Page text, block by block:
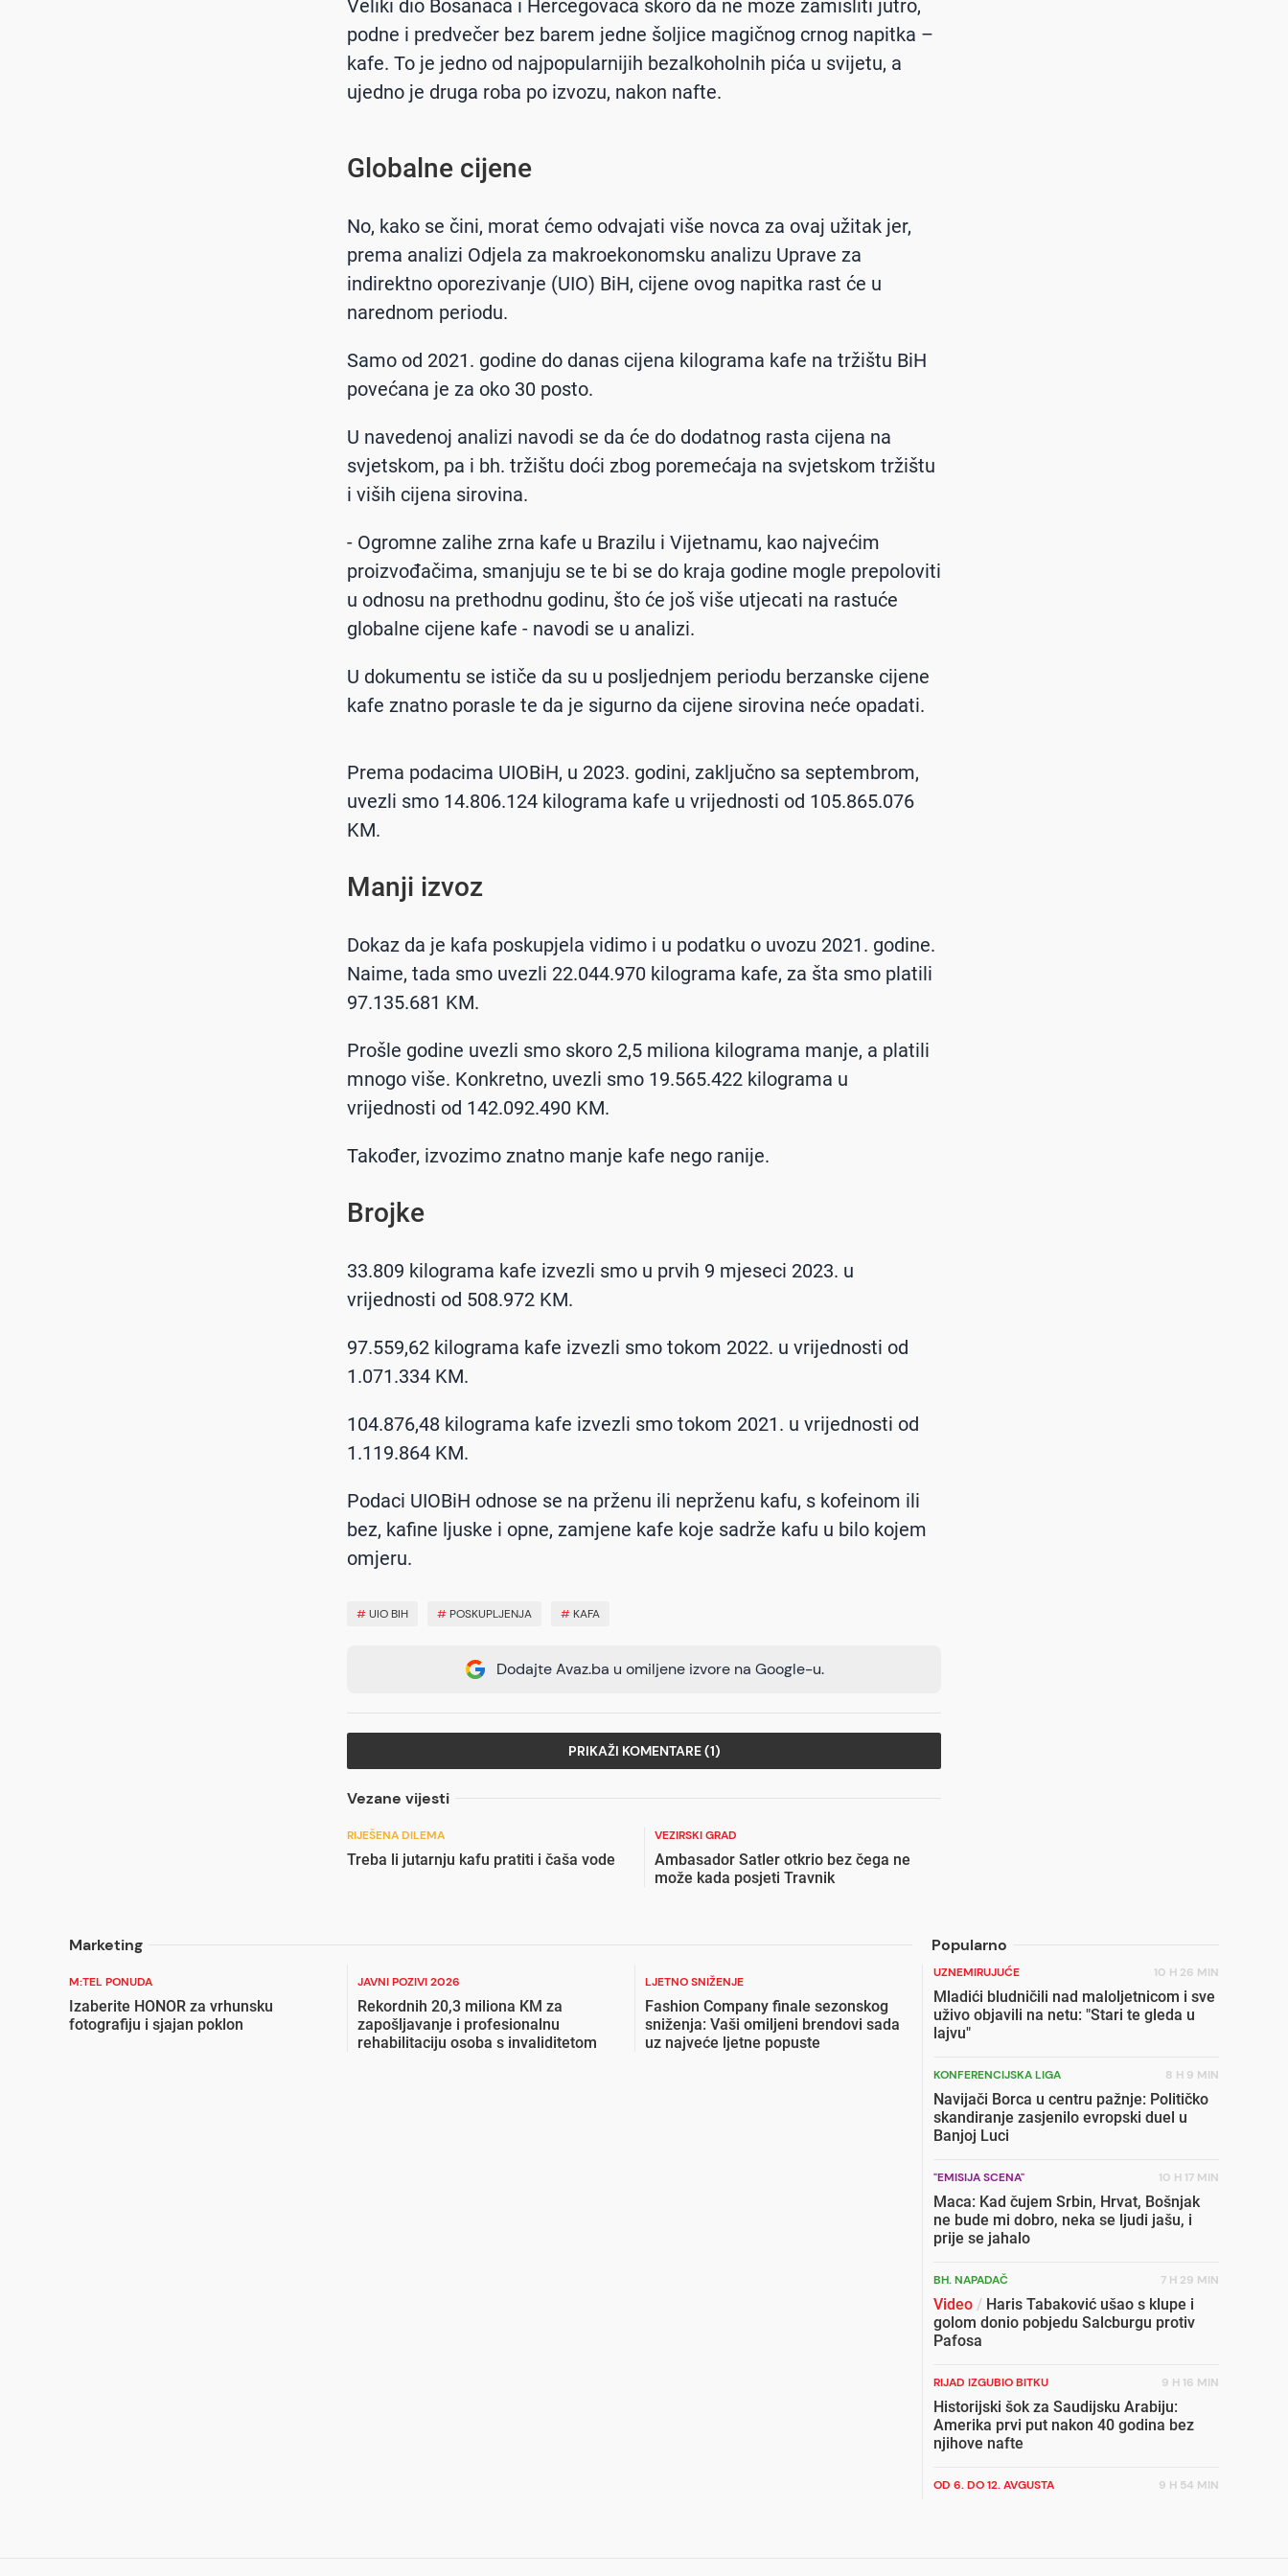
Veliki dio Bosanaca i Hercegovaca skoro da ne može zamisliti jutro,
podne i predvečer bez barem jedne šoljice magičnog crnog napitka –
kafe. To je jedno od najpopularnijih bezalkoholnih pića u svijetu, a
ujedno je druga roba po izvozu, nakon nafte.
Globalne cijene
No, kako se čini, morat ćemo odvajati više novca za ovaj užitak jer,
prema analizi Odjela za makroekonomsku analizu Uprave za
indirektno oporezivanje (UIO) BiH, cijene ovog napitka rast će u
narednom periodu.
Samo od 2021. godine do danas cijena kilograma kafe na tržištu BiH
povećana je za oko 30 posto.
U navedenoj analizi navodi se da će do dodatnog rasta cijena na
svjetskom, pa i bh. tržištu doći zbog poremećaja na svjetskom tržištu
i viših cijena sirovina.
- Ogromne zalihe zrna kafe u Brazilu i Vijetnamu, kao najvećim
proizvođačima, smanjuju se te bi se do kraja godine mogle prepoloviti
u odnosu na prethodnu godinu, što će još više utjecati na rastuće
globalne cijene kafe - navodi se u analizi.
U dokumentu se ističe da su u posljednjem periodu berzanske cijene
kafe znatno porasle te da je sigurno da cijene sirovina neće opadati.
Prema podacima UIOBiH, u 2023. godini, zaključno sa septembrom,
uvezli smo 14.806.124 kilograma kafe u vrijednosti od 105.865.076
KM.
Manji izvoz
Dokaz da je kafa poskupjela vidimo i u podatku o uvozu 2021. godine.
Naime, tada smo uvezli 22.044.970 kilograma kafe, za šta smo platili
97.135.681 KM.
Prošle godine uvezli smo skoro 2,5 miliona kilograma manje, a platili
mnogo više. Konkretno, uvezli smo 19.565.422 kilograma u
vrijednosti od 142.092.490 KM.
Također, izvozimo znatno manje kafe nego ranije.
Brojke
33.809 kilograma kafe izvezli smo u prvih 9 mjeseci 2023. u
vrijednosti od 508.972 KM.
97.559,62 kilograma kafe izvezli smo tokom 2022. u vrijednosti od
1.071.334 KM.
104.876,48 kilograma kafe izvezli smo tokom 2021. u vrijednosti od
1.119.864 KM.
Podaci UIOBiH odnose se na prženu ili neprženu kafu, s kofeinom ili
bez, kafine ljuske i opne, zamjene kafe koje sadrže kafu u bilo kojem
omjeru.
#UIO BIH # POSKUPLJENJA # KAFA
Dodajte Avaz.ba u omiljene izvore na Google-u.
PRIKAŽI KOMENTARE (1)
Vezane vijesti
RIJEŠENA DILEMA
Treba li jutarnju kafu pratiti i čaša vode
VEZIRSKI GRAD
Ambasador Satler otkrio bez čega ne
može kada posjeti Travnik
Marketing Popularno
M:TEL PONUDA
Izaberite HONOR za vrhunsku
fotografiju i sjajan poklon
JAVNI POZIVI 2026
Rekordnih 20,3 miliona KM za
zapošljavanje i profesionalnu
rehabilitaciju osoba s invaliditetom
LJETNO SNIŽENJE
Fashion Company finale sezonskog
sniženja: Vaši omiljeni brendovi sada
uz najveće ljetne popuste
UZNEMIRUJUĆE 10 H 26 MIN
Mladići bludničili nad maloljetnicom i sve
uživo objavili na netu: "Stari te gleda u
lajvu"
KONFERENCIJSKA LIGA 8 H 9 MIN
Navijači Borca u centru pažnje: Političko
skandiranje zasjenilo evropski duel u
Banjoj Luci
"EMISIJA SCENA" 10 H 17 MIN
Maca: Kad čujem Srbin, Hrvat, Bošnjak
ne bude mi dobro, neka se ljudi jašu, i
prije se jahalo
BH. NAPADAČ 7 H 29 MIN
Video / Haris Tabaković ušao s klupe i
golom donio pobjedu Salcburgu protiv
Pafosa
RIJAD IZGUBIO BITKU 9 H 16 MIN
Historijski šok za Saudijsku Arabiju:
Amerika prvi put nakon 40 godina bez
njihove nafte
OD 6. DO 12. AVGUSTA 9 H 54 MIN